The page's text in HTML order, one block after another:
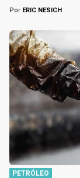
Por ERIC NESICH
PETRÓLEO